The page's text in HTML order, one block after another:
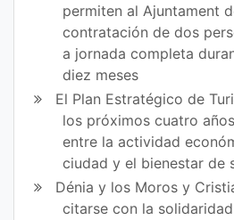
permiten al Ajuntament
contratación de dos
a jornada completa
diez meses
El Plan Estratégico de
los próximos cuatro
entre la actividad
ciudad y el bienestar de
Dénia y los Moros y
citarse con la